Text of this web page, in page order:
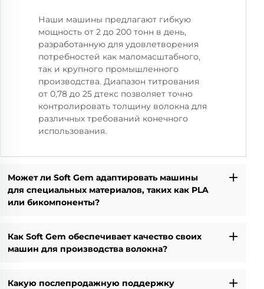
Наши машины предлагают гибкую
мощность от 2 до 200 тонн в день,
разработанную для удовлетворения
потребностей как маломасштабного,
так и крупного промышленного
производства. Диапазон титрования
от 0,78 до 25 дтекс позволяет точно
контролировать толщину волокна для
различных требований конечного
использования.
Может ли Soft Gem адаптировать машины
для специальных материалов, таких как PLA
или бикомпоненты?
Как Soft Gem обеспечивает качество своих
машин для производства волокна?
Какую послепродажную поддержку